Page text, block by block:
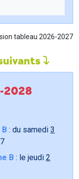
tableau 2026-2027
2028
: du samedi 3
B : le jeudi 2